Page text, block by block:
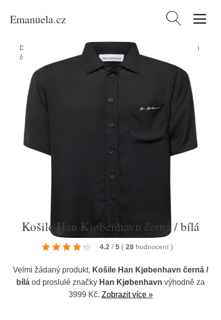
Emanuela.cz Vyhledávání
Domů /
Košile Han Kjøbenhavn
černá / bílá
Košile Han Kjøbenhavn černá / bílá
4.2 / 5 ( 28 hodnocení )
Velmi žádaný produkt, Košile Han Kjøbenhavn černá /
bílá od proslulé značky Han Kjøbenhavn výhodně za
3999 Kč. Zobrazit více »